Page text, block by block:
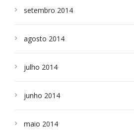
setembro 2014
agosto 2014
julho 2014
junho 2014
maio 2014